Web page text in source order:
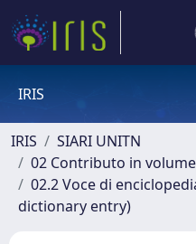
IRIS
IRIS
SIARI UNITN
02 Contributo in
02.2 Voce di
dictionary entry)